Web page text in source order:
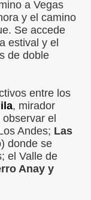
a Vegas
y el camino
Se accede
estival y el
de doble
entre los
, mirador
el
Andes; Las
donde se
el Valle de
Anay y